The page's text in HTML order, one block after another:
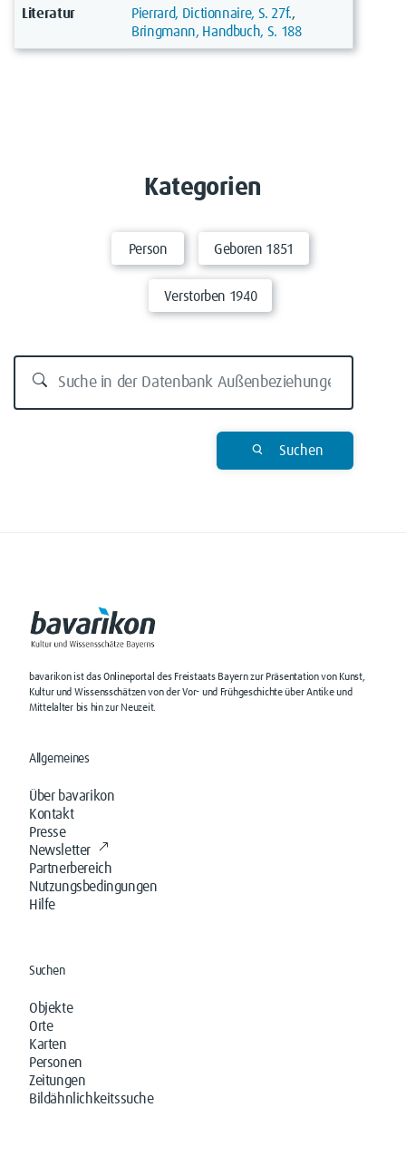
Literatur Pierrard, Dictionnaire, S. 27f.,
Bringmann, Handbuch, S. 188
Kategorien
Person Geboren 1851
Verstorben 1940
Suchen
bavarikon ist das Onlineportal des Freistaats Bayern zur Präsentation von Kunst,
Kultur und Wissensschätzen von der Vor- und Frühgeschichte über Antike und
Mittelalter bis hin zur Neuzeit.
Allgemeines
Über bavarikon
Kontakt
Presse
Newsletter
Partnerbereich
Nutzungsbedingungen
Hilfe
Suchen
Objekte
Orte
Karten
Personen
Zeitungen
Bildähnlichkeitssuche